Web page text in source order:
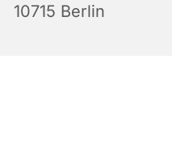
10715 Berlin